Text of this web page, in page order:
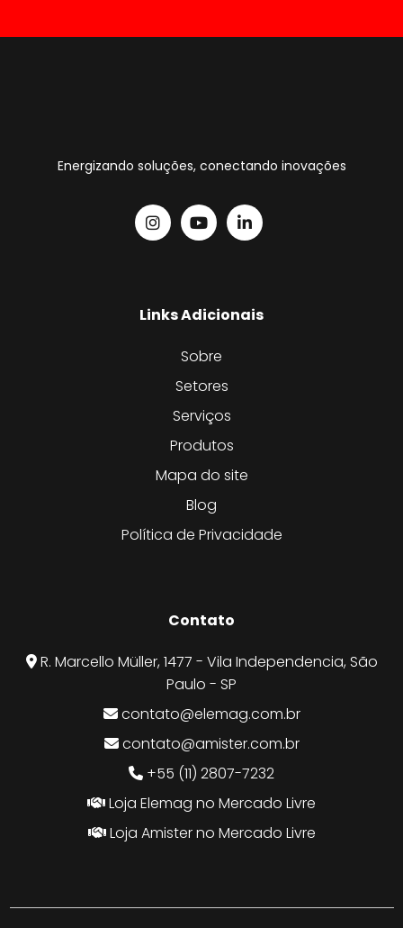
Energizando soluções, conectando inovações
Links Adicionais
Sobre
Setores
Serviços
Produtos
Mapa do site
Blog
Política de Privacidade
Contato
R. Marcello Müller, 1477 - Vila Independencia, São
Paulo - SP
contato@elemag.com.br
contato@amister.com.br
+55 (11) 2807-7232
Loja Elemag no Mercado Livre
Loja Amister no Mercado Livre